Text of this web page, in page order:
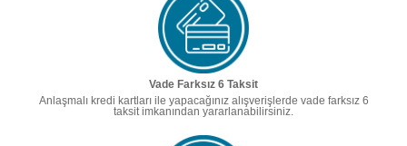
Vade Farksız 6 Taksit
Anlaşmalı kredi kartları ile yapacağınız alışverişlerde vade farksız 6
taksit imkanından yararlanabilirsiniz.